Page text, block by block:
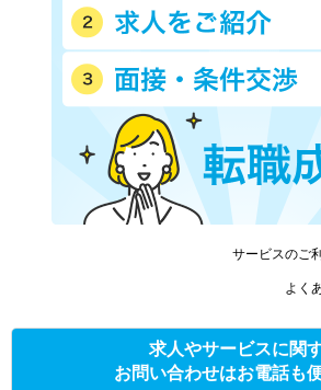
サービスのご
よく
求人やサービスに関
お問い合わせはお電話も